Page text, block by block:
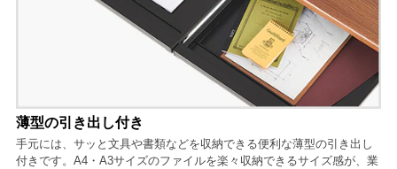
薄型の引き出し付き
手元には、サッと文具や書類などを収納できる便利な薄型の引き出し
付きです。A4・A3サイズのファイルを楽々収納できるサイズ感が、業